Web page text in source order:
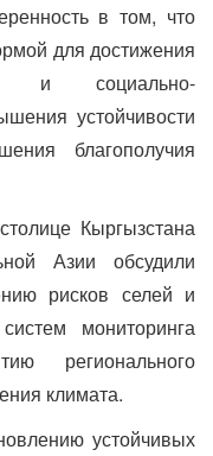
в том, что
для достижения
и социально-
устойчивости
благополучия
Кыргызстана
Азии обсудили
рисков селей и
мониторинга
регионального
климата.
устойчивых